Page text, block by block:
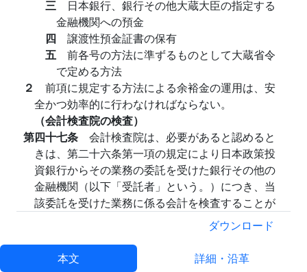
三 日本銀行、銀行その他大蔵大臣の指定する
金融機関への預金
四 譲渡性預金証書の保有
五 前各号の方法に準ずるものとして大蔵省令
で定める方法
２ 前項に規定する方法による余裕金の運用は、安
全かつ効率的に行わなければならない。
（会計検査院の検査）
第四十七条 会計検査院は、必要があると認めると
きは、第二十六条第一項の規定により日本政策投
資銀行からその業務の委託を受けた銀行その他の
金融機関（以下「受託者」という。）につき、当
該委託を受けた業務に係る会計を検査することが
第四十八条
この法律及びこれに基づく政令に規定
するもののほか、日本政策投資銀行の財務及び会
ダウンロード
本文 詳細・沿革